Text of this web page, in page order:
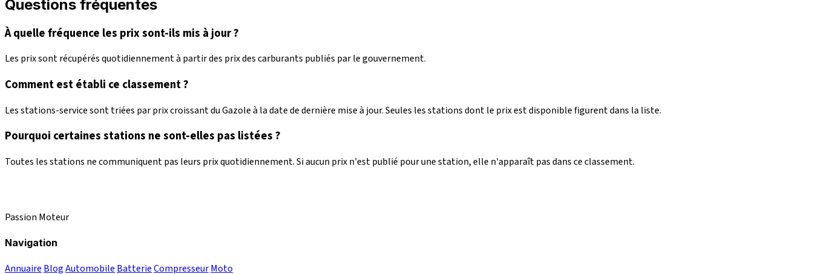
Questions fréquentes
À quelle fréquence les prix sont-ils mis à jour ?
Les prix sont récupérés quotidiennement à partir des prix des carburants publiés par le gouvernement.
Comment est établi ce classement ?
Les stations-service sont triées par prix croissant du Gazole à la date de dernière mise à jour. Seules les stations dont le prix est disponible figurent dans la liste.
Pourquoi certaines stations ne sont-elles pas listées ?
Toutes les stations ne communiquent pas leurs prix quotidiennement. Si aucun prix n'est publié pour une station, elle n'apparaît pas dans ce classement.
Passion Moteur
Navigation
Annuaire BlogAutomobile BatterieCompresseurMoto